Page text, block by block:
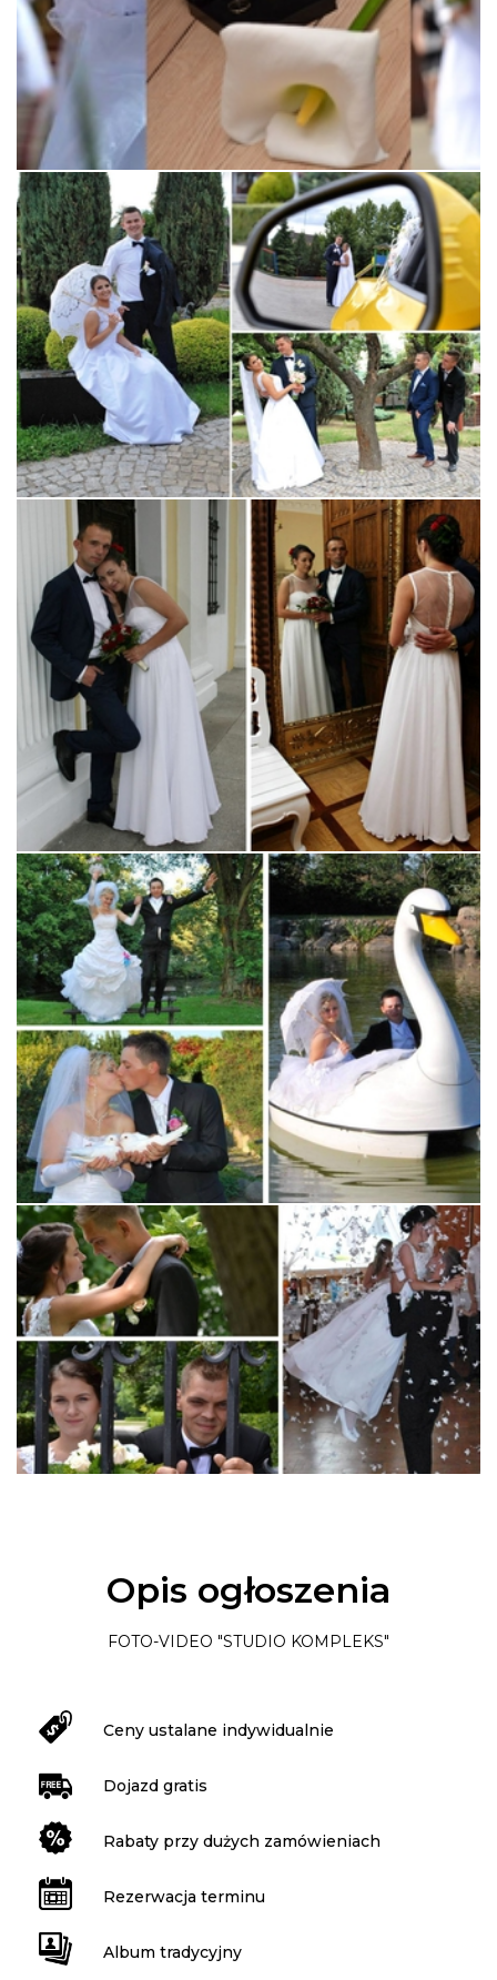
Opis ogłoszenia
FOTO-VIDEO "STUDIO KOMPLEKS"
Ceny ustalane indywidualnie
Dojazd gratis
Rabaty przy dużych zamówieniach
Rezerwacja terminu
Album tradycyjny